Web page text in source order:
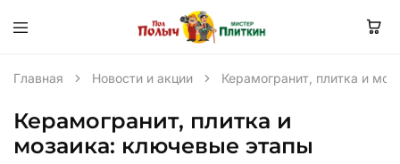
Главная Новости и акции Керамогранит, плитка и
Керамогранит, плитка и
мозаика: ключевые этапы